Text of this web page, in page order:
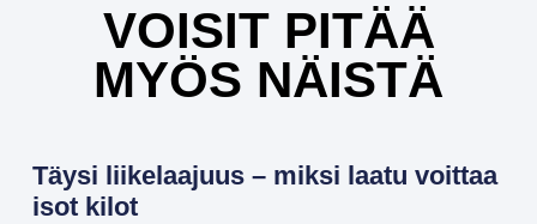
VOISIT PITÄÄ
MYÖS NÄISTÄ
Täysi liikelaajuus – miksi laatu voittaa
isot kilot